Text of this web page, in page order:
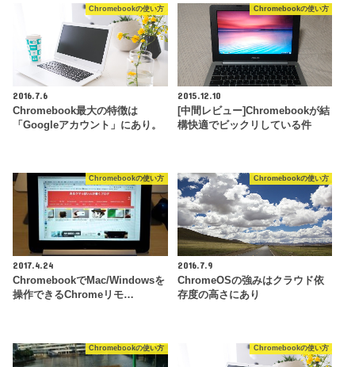
Chromebookの使い方
2016.7.6
Chromebook最大の特徴は
「Googleアカウント」にあり。
Chromebookの使い方
2015.12.10
[中間レビュー]Chromebookが結
構快適でビックリしている件
Chromebookの使い方
2017.4.24
ChromebookでMac/Windowsを
操作できるChromeリモ…
Chromebookの使い方
2016.7.9
ChromeOSの強みはクラウド依
存度の高さにあり
Chromebookの使い方 Chromebookの使い方